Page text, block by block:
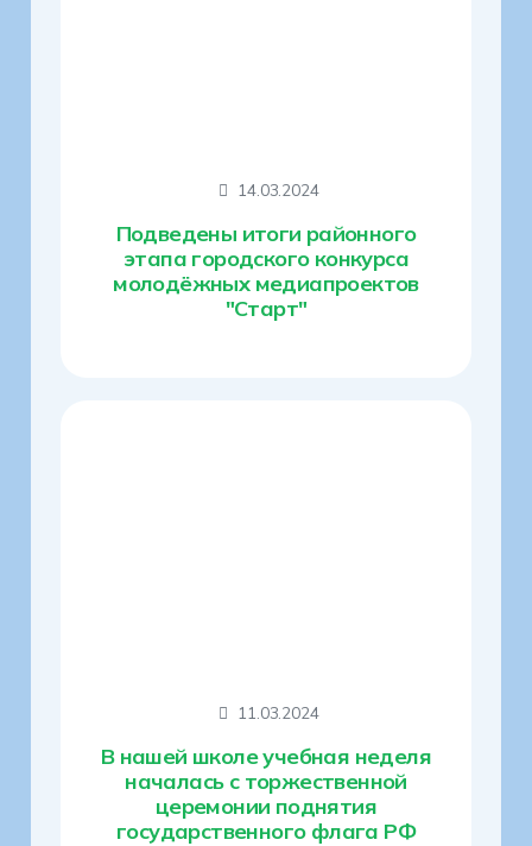
14.03.2024
Подведены итоги районного
этапа городского конкурса
молодёжных медиапроектов
"Старт"
11.03.2024
В нашей школе учебная неделя
началась с торжественной
церемонии поднятия
государственного флага РФ